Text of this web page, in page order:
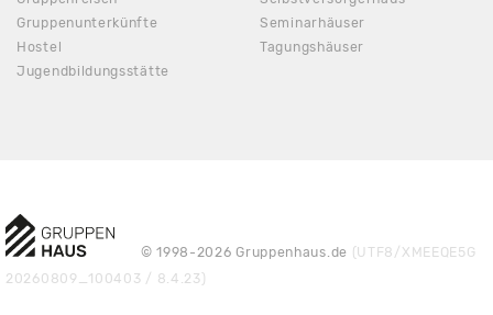
Gruppenunterkünfte
Hostel
Jugendbildungsstätte
Seminarhäuser
Tagungshäuser
© 1998-2026 Gruppenhaus.de
(UTF8/XMEEQE5G
20260809_100403 / 8.4.23)